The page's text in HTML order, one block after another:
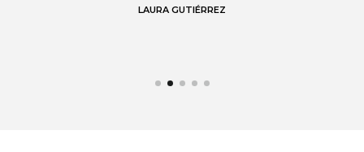
LAURA GUTIÉRREZ